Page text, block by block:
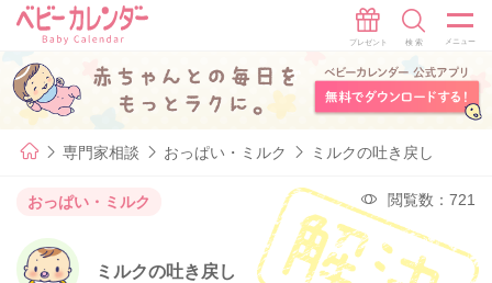
専門家相談 おっぱい・ミルク ミルクの吐き戻し
おっぱい・ミルク 閲覧数：721
ミルクの吐き戻し